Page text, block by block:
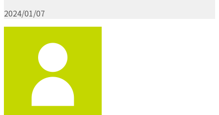
2024/01/07